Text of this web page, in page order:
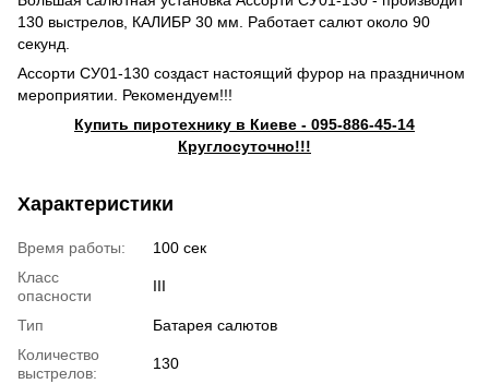
130 выстрелов, КАЛИБР 30 мм. Работает салют около 90
секунд.
Ассорти СУ01-130 создаст настоящий фурор на праздничном
мероприятии. Рекомендуем!!!
Купить пиротехнику в Киеве - 095-886-45-14
Круглосуточно!!!
Характеристики
Время работы:
100 сек
Класс
опасности
III
Тип
Батарея салютов
Количество
выстрелов:
130